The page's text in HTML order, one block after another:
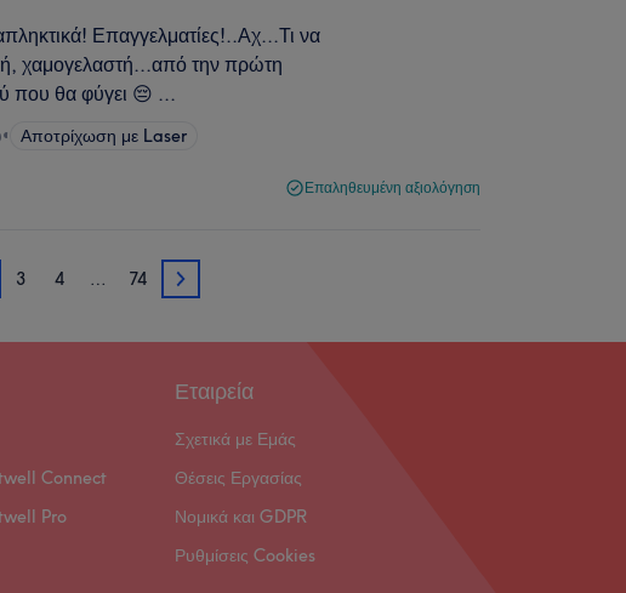
Επαγγελματίες!..Αχ...Τι να
χαμογελαστή...από την πρώτη
που θα φύγει 😔 ...
• Αποτρίχωση με Laser
Επαληθευμένη αξιολόγηση
3 4 … 74 3
Connect
Pro
Εταιρεία
Σχετικά με Εμάς
Θέσεις Εργασίας
Νομικά και GDPR
Ρυθμίσεις Cookies